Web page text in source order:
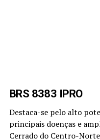
BRS 8383 IPRO
Destaca-se pelo alto
principais doenças e
Cerrado do Centro-